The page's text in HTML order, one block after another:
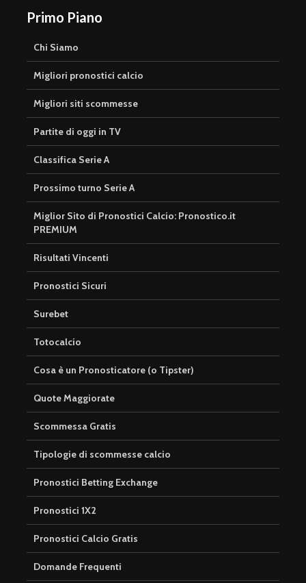
Primo Piano
Chi Siamo
Migliori pronostici calcio
Migliori siti scommesse
Partite di oggi in TV
Classifica Serie A
Prossimo turno Serie A
Miglior Sito di Pronostici Calcio: Pronostico.it
PREMIUM
Risultati Vincenti
Pronostici Sicuri
Surebet
Totocalcio
Cosa è un Pronosticatore (o Tipster)
Quote Maggiorate
Scommessa Gratis
Tipologie di scommesse calcio
Pronostici Betting Exchange
Pronostici 1X2
Pronostici Calcio Gratis
Domande Frequenti